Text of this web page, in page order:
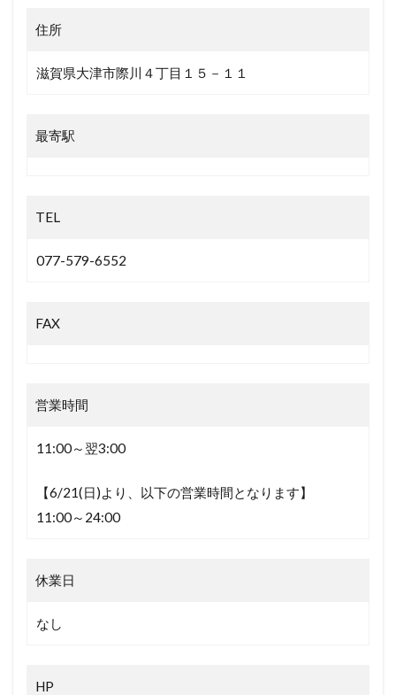
住所
滋賀県大津市際川４丁目１５－１１
最寄駅
TEL
077-579-6552
FAX
営業時間
11:00～翌3:00
【6/21(日)より、以下の営業時間となります】
11:00～24:00
休業日
なし
HP